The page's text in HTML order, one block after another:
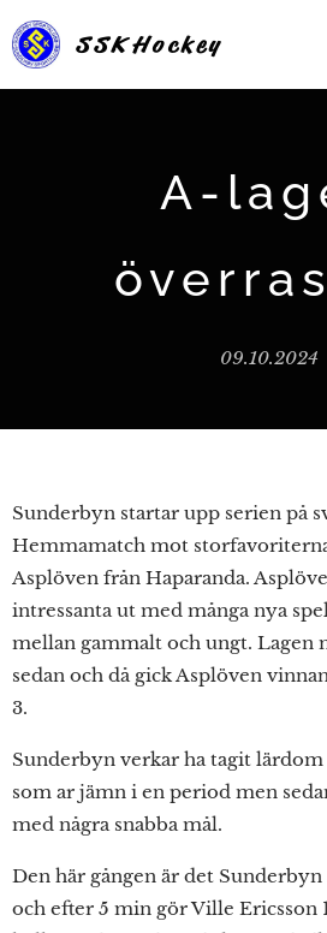
SSKHockey
A-
09.10.2024
Sunderbyn startar upp serien på
Hemmamatch mot
Asplöven från Haparanda.
intressanta ut med många nya
mellan gammalt och ungt. Lagen
sedan och då gick Asplöven
3.
Sunderbyn verkar ha tagit
som ar jämn i en period men
med några snabba mål.
Den här gången är det
och efter 5 min gör Ville Ericsson